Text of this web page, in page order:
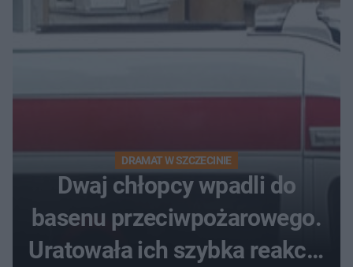
DRAMAT W SZCZECINIE
Dwaj chłopcy wpadli do
basenu przeciwpożarowego.
Uratowała ich szybka reakcja